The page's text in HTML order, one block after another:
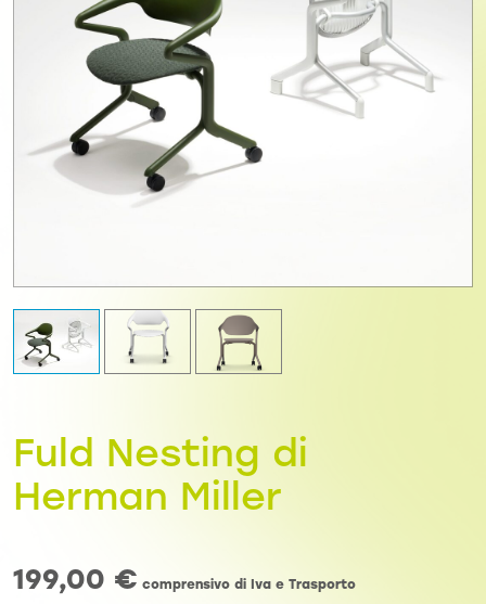
Fuld Nesting di
Herman Miller
199,00 € comprensivo di Iva e Trasporto